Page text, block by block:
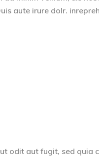
aute irure dolr.
odit aut fugit, sed quia